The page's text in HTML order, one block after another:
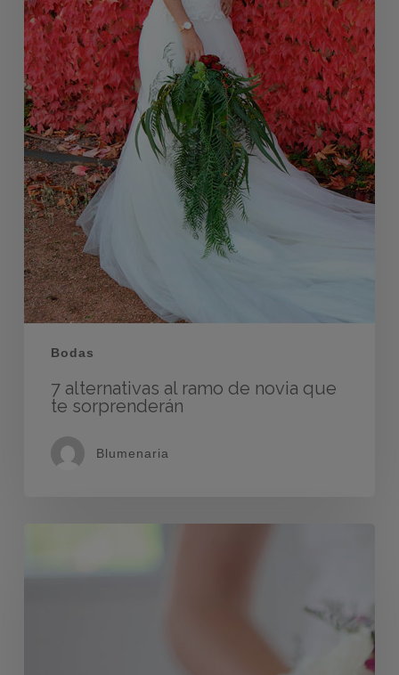
Bodas
7 alternativas al ramo de novia que
te sorprenderán
Blumenaria